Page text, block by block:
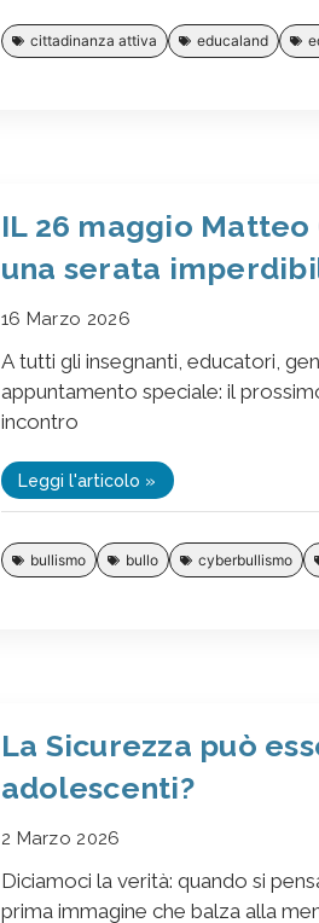
cittadinanza attiva educaland
IL 26 maggio
una serata
16 Marzo 2026
A tutti gli insegnanti, educatori,
appuntamento speciale: il
incontro
Leggi l'articolo »
bullismo bullo cyberbullismo
La Sicurezza può
adolescenti?
2 Marzo 2026
Diciamoci la verità: quando si
prima immagine che balza alla